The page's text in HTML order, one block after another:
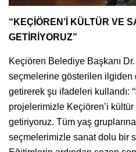
“KEÇİÖREN’İ KÜLTÜR VE
GETİRİYORUZ”
Keçiören Belediye Başkanı
seçmelerine gösterilen
getirerek şu ifadeleri kullandı:
projelerimizle Keçiören’i
getiriyoruz. Tüm yaş
seçmelerimizle sanat dolu bir